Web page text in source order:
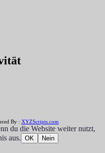
By : XYZScripts.com
du die Website weiter nutzt,
aus. OK
Nein